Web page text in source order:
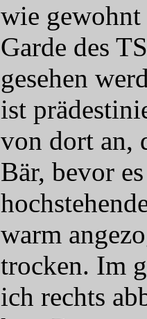
wie
Garde des
gesehen
ist
von dort an,
Bär, bevor
warm
trocken. Im
ich rechts